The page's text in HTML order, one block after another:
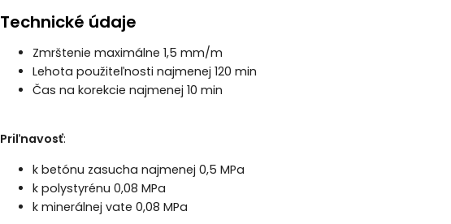
Technické údaje
Zmrštenie maximálne 1,5 mm/m
Lehota použiteľnosti najmenej 120 min
Čas na korekcie najmenej 10 min
Priľnavosť:
k betónu zasucha najmenej 0,5 MPa
k polystyrénu 0,08 MPa
k minerálnej vate 0,08 MPa